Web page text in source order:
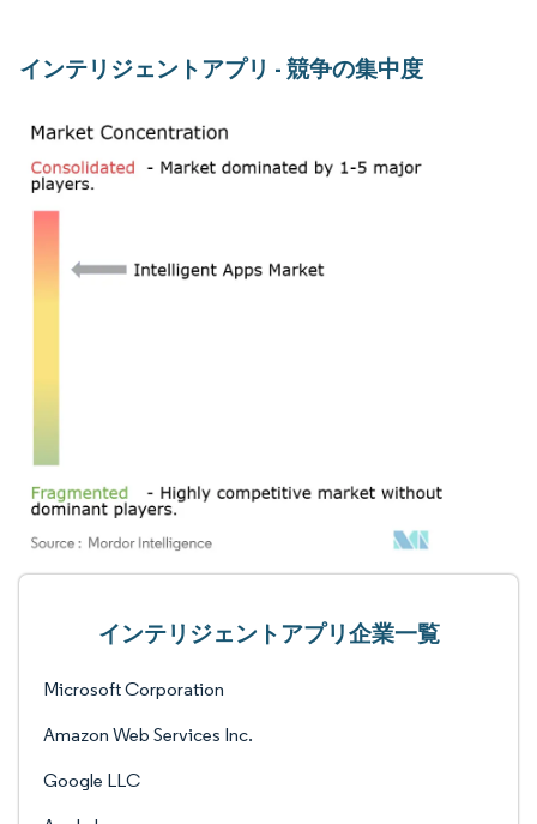
インテリジェントアプリ - 競争の集中度
インテリジェントアプリ企業一覧
Microsoft Corporation
Amazon Web Services Inc.
Google LLC